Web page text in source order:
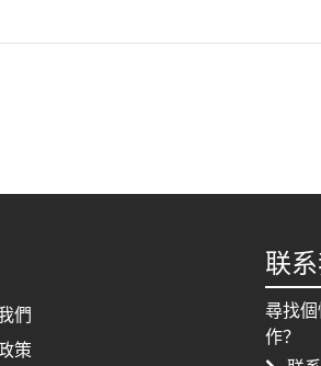
們
策
联
尋找
作？